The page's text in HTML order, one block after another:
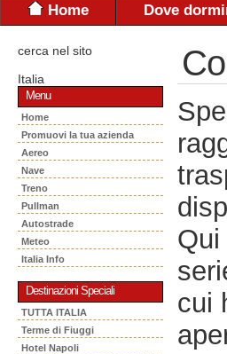
Home Dove
cerca nel sito
Italia
Menu
Home
Promuovi la tua azienda
Aereo
Nave
Treno
Pullman
Autostrade
Meteo
Italia Info
Destinazioni Speciali
TUTTA ITALIA
Terme di Fiuggi
Hotel Napoli
cui